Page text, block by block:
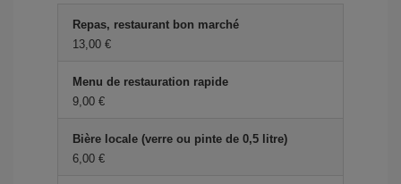
Repas, restaurant bon marché
13,00 €
Menu de restauration rapide
9,00 €
Bière locale (verre ou pinte de 0,5 litre)
6,00 €